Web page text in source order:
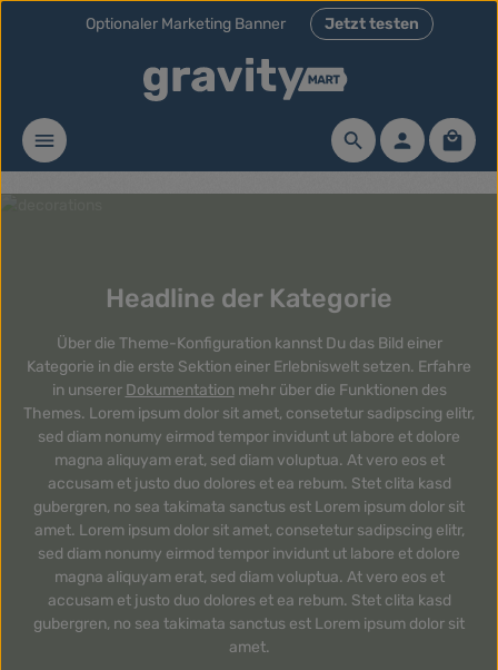
Zum Hauptinhalt springen
Optionaler Marketing Banner Jetzt testen
Headline der Kategorie
Über die Theme-Konfiguration kannst Du das Bild einer
Kategorie in die erste Sektion einer Erlebniswelt setzen. Erfahre
in unserer Dokumentationmehr über die Funktionen des
Themes. Lorem ipsum dolor sit amet, consetetur sadipscing elitr,
sed diam nonumy eirmod tempor invidunt ut labore et dolore
magna aliquyam erat, sed diam voluptua. At vero eos et
accusam et justo duo dolores et ea rebum. Stet clita kasd
gubergren, no sea takimata sanctus est Lorem ipsum dolor sit
amet. Lorem ipsum dolor sit amet, consetetur sadipscing elitr,
sed diam nonumy eirmod tempor invidunt ut labore et dolore
magna aliquyam erat, sed diam voluptua. At vero eos et
accusam et justo duo dolores et ea rebum. Stet clita kasd
gubergren, no sea takimata sanctus est Lorem ipsum dolor sit
amet.